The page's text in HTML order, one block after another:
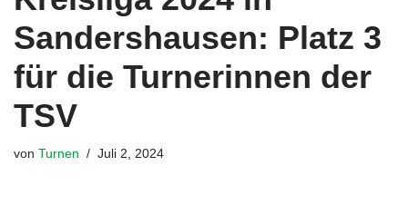
Sandershausen: Platz 3
für die Turnerinnen der
TSV
von Turnen Juli 2, 2024